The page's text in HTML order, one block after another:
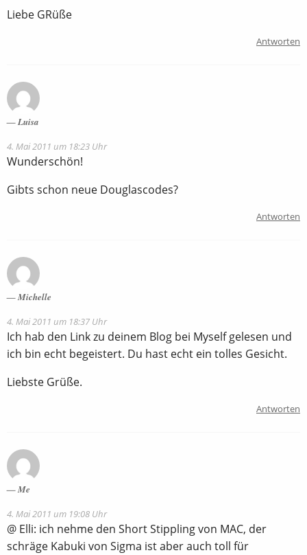
Liebe GRüße
Antworten
Luisa
4. Mai 2011 um 18:23 Uhr
Wunderschön!
Gibts schon neue Douglascodes?
Antworten
Michelle
4. Mai 2011 um 18:37 Uhr
Ich hab den Link zu deinem Blog bei Myself gelesen und
ich bin echt begeistert. Du hast echt ein tolles Gesicht.
Liebste Grüße.
Antworten
Me
4. Mai 2011 um 19:08 Uhr
@ Elli: ich nehme den Short Stippling von MAC, der
schräge Kabuki von Sigma ist aber auch toll für